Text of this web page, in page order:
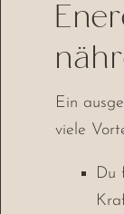
Ein
viele
Du